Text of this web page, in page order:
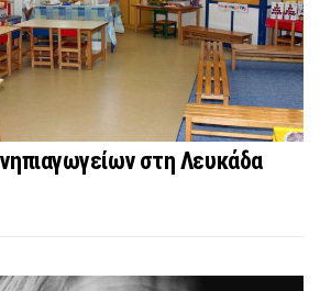
στη Λευκάδα